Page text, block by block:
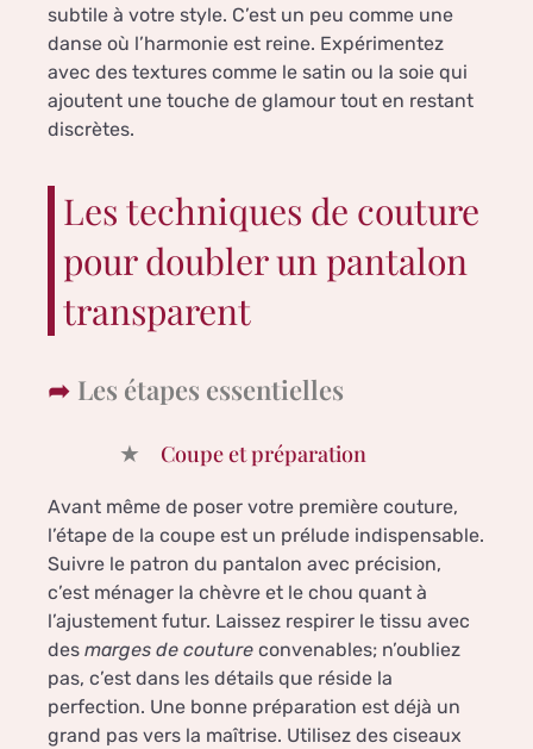
subtile à votre style. C’est un peu comme une
danse où l’harmonie est reine. Expérimentez
avec des textures comme le satin ou la soie qui
ajoutent une touche de glamour tout en restant
discrètes.
Les techniques de couture
pour doubler un pantalon
transparent
Les étapes essentielles
Coupe et préparation
Avant même de poser votre première couture,
l’étape de la coupe est un prélude indispensable.
Suivre le patron du pantalon avec précision,
c’est ménager la chèvre et le chou quant à
l’ajustement futur. Laissez respirer le tissu avec
des marges de couture convenables; n’oubliez
pas, c’est dans les détails que réside la
perfection. Une bonne préparation est déjà un
grand pas vers la maîtrise. Utilisez des ciseaux